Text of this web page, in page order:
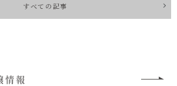
すべての記事
情報